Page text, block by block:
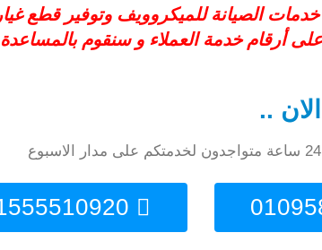
الصيانة للميكروويف وتوفير قطع
أرقام خدمة العملاء و سنقوم
..